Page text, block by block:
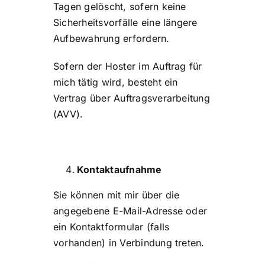
Tagen gelöscht, sofern keine
Sicherheitsvorfälle eine längere
Aufbewahrung erfordern.
Sofern der Hoster im Auftrag für
mich tätig wird, besteht ein
Vertrag über Auftragsverarbeitung
(AVV).
Kontaktaufnahme
Sie können mit mir über die
angegebene E-Mail-Adresse oder
ein Kontaktformular (falls
vorhanden) in Verbindung treten.